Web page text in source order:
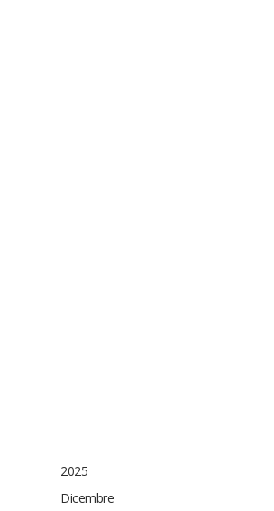
2025
Dicembre